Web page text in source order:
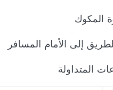
المكوك
إلى الأمام المسافر
المتداولة